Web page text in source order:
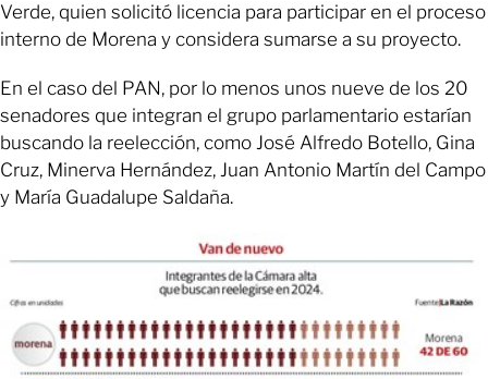
Verde, quien solicitó licencia para participar en el proceso
interno de Morena y considera sumarse a su proyecto.
En el caso del PAN, por lo menos unos nueve de los 20
senadores que integran el grupo parlamentario estarían
buscando la reelección, como José Alfredo Botello, Gina
Cruz, Minerva Hernández, Juan Antonio Martín del Campo
y María Guadalupe Saldaña.